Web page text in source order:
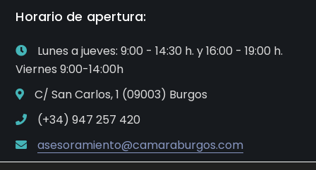
Horario de apertura:
Lunes a jueves: 9:00 - 14:30 h. y 16:00 - 19:00 h.
Viernes 9:00-14:00h
C/ San Carlos, 1 (09003) Burgos
(+34) 947 257 420
asesoramiento@camaraburgos.com